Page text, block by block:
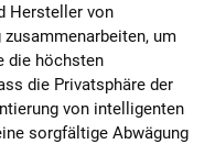
Hersteller von
um
die höchsten
die Privatsphäre der
von intelligenten
sorgfältige Abwägung